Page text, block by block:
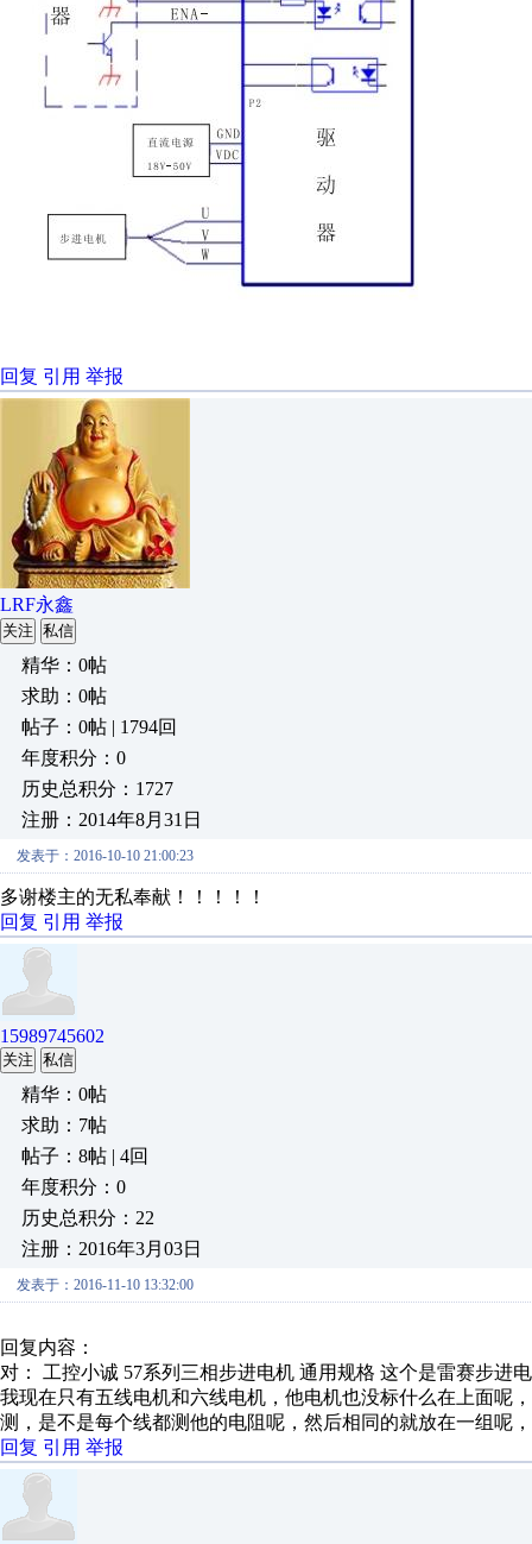
回复 引用 举报
LRF永鑫
关注 私信
精华：0帖
求助：0帖
帖子：0帖 | 1794回
年度积分：0
历史总积分：1727
注册：2014年8月31日
发表于：2016-10-10 21:00:23
多谢楼主的无私奉献！！！！！
回复 引用 举报
15989745602
关注 私信
精华：0帖
求助：7帖
帖子：8帖 | 4回
年度积分：0
历史总积分：22
注册：2016年3月03日
发表于：2016-11-10 13:32:00
回复内容：
对： 工控小诚 57系列三相步进电机 通用规格 这个是雷赛步进
我现在只有五线电机和六线电机，他电机也没标什么在上面呢
测，是不是每个线都测他的电阻呢，然后相同的就放在一组呢
回复 引用 举报